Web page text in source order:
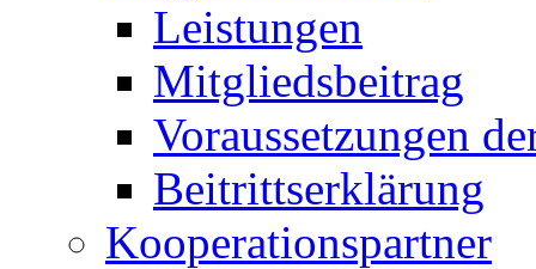
Leistungen
Mitgliedsbeitrag
Voraussetzungen
Beitrittserklärung
Kooperationspartner